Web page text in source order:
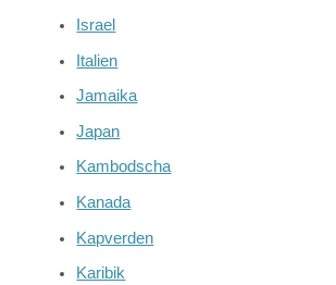
Israel
Italien
Jamaika
Japan
Kambodscha
Kanada
Kapverden
Karibik